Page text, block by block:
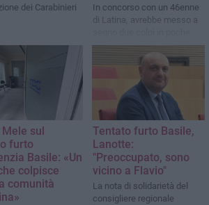
dei Carabinieri
In concorso con un 46enne
di Latina, avrebbe messo a
ore minacciando vittime e
sul
furto
Basile: «Un
colpisce
comunità
Tentato furto Basile,
Lanotte:
"Preoccupato, sono
vicino a Flavio"
La nota di solidarietà del
consigliere regionale